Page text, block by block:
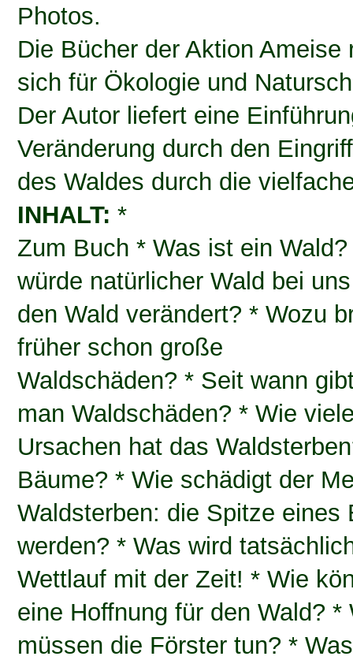
Photos.
Die Bücher der Aktion
sich für Ökologie und
Der Autor liefert eine
Veränderung durch den
des Waldes durch die
INHALT: *
Zum Buch * Was ist ein
würde natürlicher Wald bei
den Wald verändert? * Wozu
früher schon große
Waldschäden? * Seit wann
man Waldschäden? * Wie
Ursachen hat das
Bäume? * Wie schädigt der
Waldsterben: die Spitze
werden? * Was wird
Wettlauf mit der Zeit! * Wie
eine Hoffnung für den Wald?
müssen die Förster tun? *